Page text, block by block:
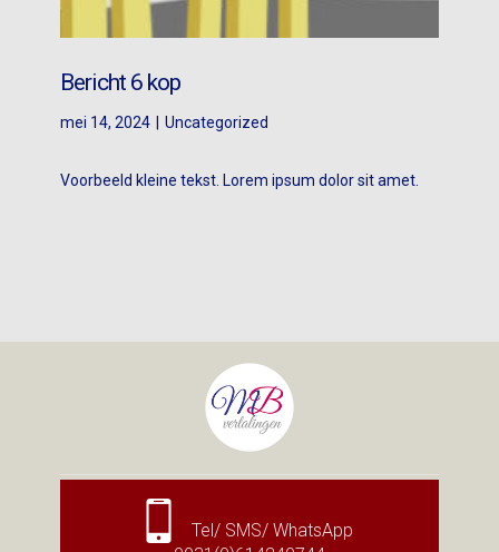
Bericht 6 kop
mei 14, 2024 Uncategorized
Voorbeeld kleine tekst. Lorem ipsum dolor sit amet.
Tel/ SMS/ WhatsApp